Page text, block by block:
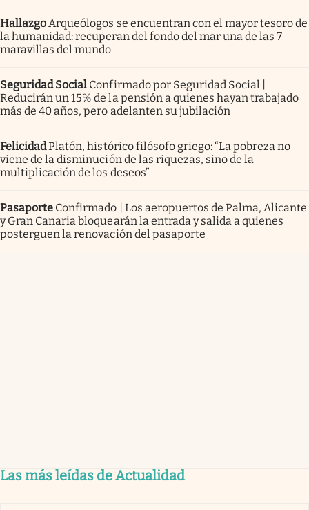
Hallazgo Arqueólogos se encuentran con el mayor tesoro de
la humanidad: recuperan del fondo del mar una de las 7
maravillas del mundo
Seguridad Social Confirmado por Seguridad Social |
Reducirán un 15% de la pensión a quienes hayan trabajado
más de 40 años, pero adelanten su jubilación
FelicidadPlatón, histórico filósofo griego: “La pobreza no
viene de la disminución de las riquezas, sino de la
multiplicación de los deseos”
Pasaporte Confirmado | Los aeropuertos de Palma, Alicante
y Gran Canaria bloquearán la entrada y salida a quienes
posterguen la renovación del pasaporte
Las más leídas de Actualidad